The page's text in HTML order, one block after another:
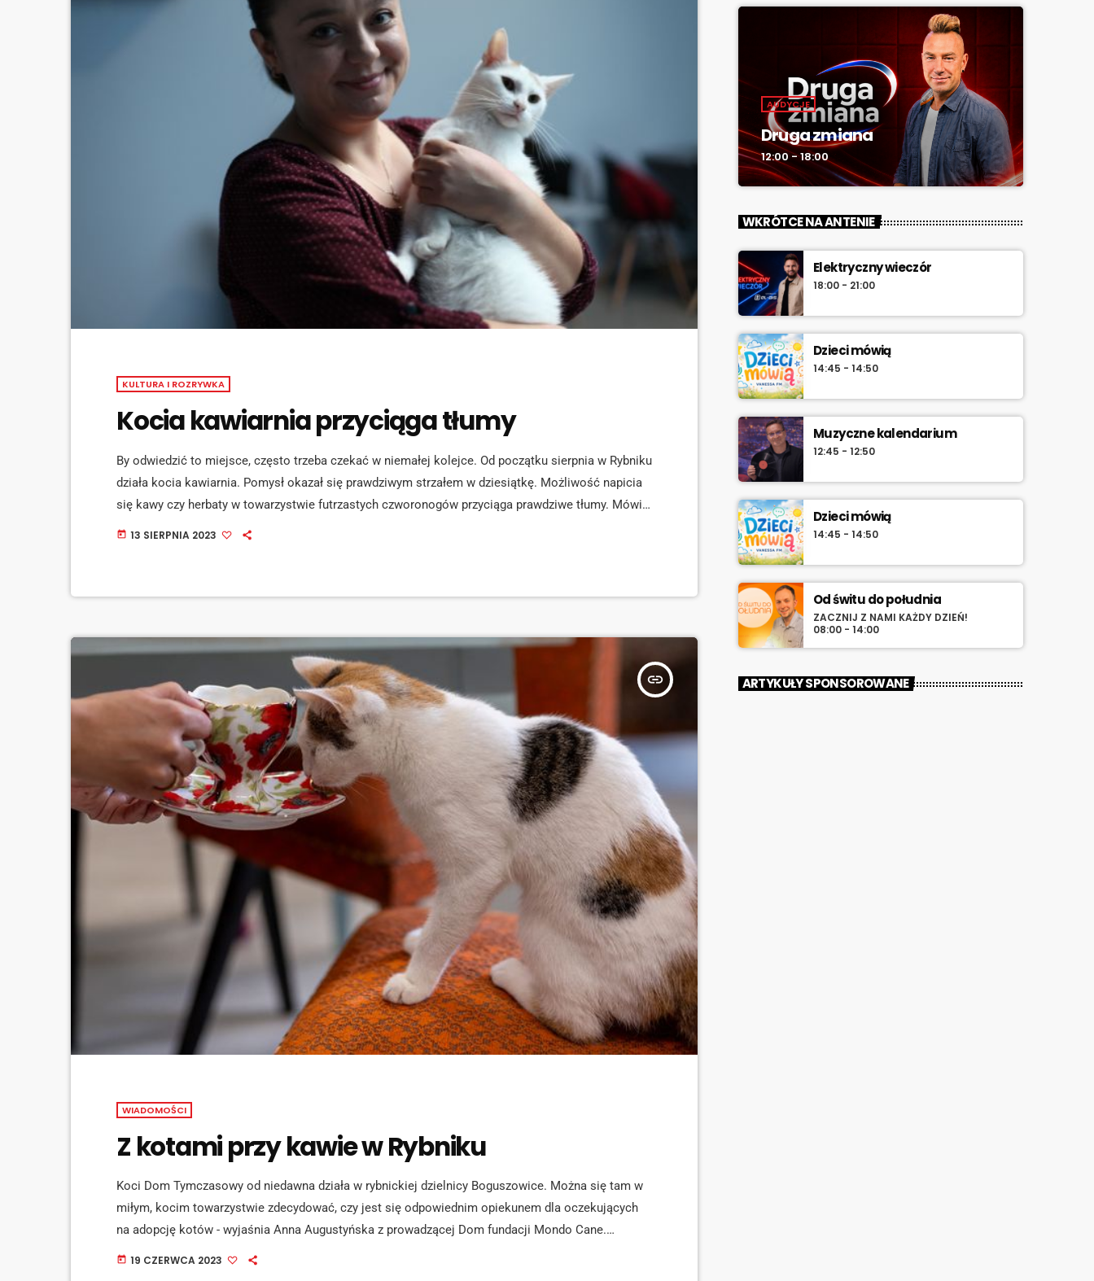
KULTURA I ROZRYWKA
Kocia kawiarnia przyciąga tłumy
By odwiedzić to miejsce, często trzeba czekać w niemałej kolejce. Od początku sierpnia w Rybniku
działa kocia kawiarnia. Pomysł okazał się prawdziwym strzałem w dziesiątkę. Możliwość napicia
się kawy czy herbaty w towarzystwie futrzastych czworonogów przyciąga prawdziwe tłumy. Mówi
Uliana Boiko, właścicielka kociej kawiarni: [jwplayer mediaid="143274"] Jak mówi właścicielka
today 13 SIERPNIA 2023
insert_link
WIADOMOŚCI
Z kotami przy kawie w Rybniku
Koci Dom Tymczasowy od niedawna działa w rybnickiej dzielnicy Boguszowice. Można się tam w
miłym, kocim towarzystwie zdecydować, czy jest się odpowiednim opiekunem dla oczekujących
na adopcję kotów - wyjaśnia Anna Augustyńska z prowadzącej Dom fundacji Mondo Cane.
[jwplayer mediaid="141539"] Czekamy razem z naszymi "futrzastymi" przyjaciółmi na odwiedziny -
today 19 CZERWCA 2023
AUDYCJE
Druga zmiana
12:00 - 18:00
WKRÓTCE NA ANTENIE
Elektryczny wieczór
18:00 - 21:00
Dzieci mówią
14:45 - 14:50
Muzyczne kalendarium
12:45 - 12:50
Dzieci mówią
14:45 - 14:50
Od świtu do południa
ZACZNIJ Z NAMI KAŻDY DZIEŃ!
08:00 - 14:00
ARTYKUŁY SPONSOROWANE